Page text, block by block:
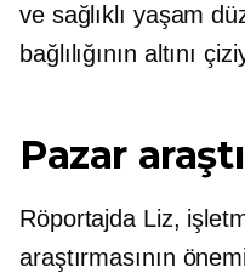
ve sağlıklı yaşam
bağlılığının altını
Pazar
Röportajda Liz,
araştırmasının